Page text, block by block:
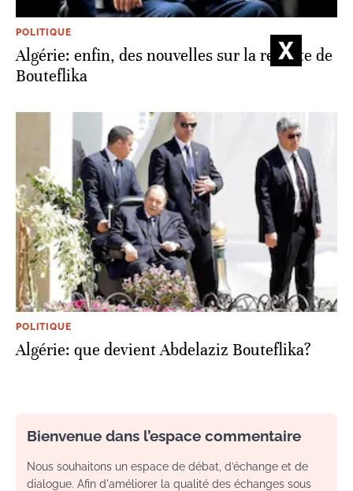
POLITIQUE
Algérie: enfin, des nouvelles sur la retraite de
Bouteflika
POLITIQUE
Algérie: que devient Abdelaziz Bouteflika?
Bienvenue dans l’espace commentaire
Nous souhaitons un espace de débat, d’échange et de
dialogue. Afin d'améliorer la qualité des échanges sous